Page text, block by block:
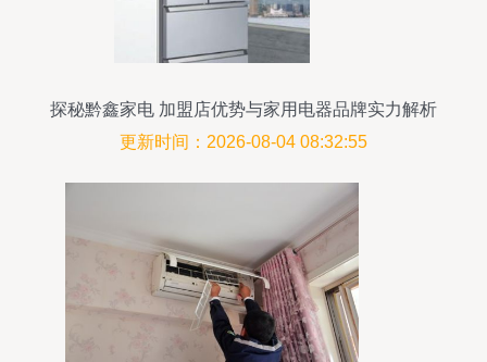
探秘黔鑫家电 加盟店优势与家用电器品牌实力解析
更新时间：2026-08-04 08:32:55